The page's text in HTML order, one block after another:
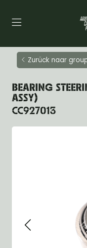
Zurück naar
BEARING
ASSY)
CC927013